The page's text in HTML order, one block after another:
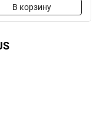
В корзину